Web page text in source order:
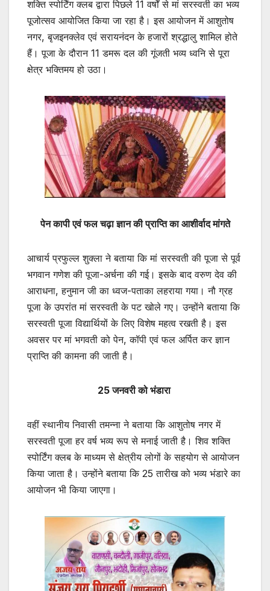
शक्ति स्पोर्टिंग क्लब द्वारा पिछले 11 वर्षों से मां सरस्वती का भव्य
पूजोत्सव आयोजित किया जा रहा है। इस आयोजन में आशुतोष
नगर, बृजइनक्लेव एवं सरायनंदन के हजारों श्रद्धालु शामिल होते
हैं। पूजा के दौरान 11 डमरू दल की गूंजती भव्य ध्वनि से पूरा
क्षेत्र भक्तिमय हो उठा।
पेन कापी एवं फल चढ़ा ज्ञान की प्राप्ति का आशीर्वाद मांगते
आचार्य प्रफुल्ल शुक्ला ने बताया कि मां सरस्वती की पूजा से पूर्व
भगवान गणेश की पूजा-अर्चना की गई। इसके बाद वरुण देव की
आराधना, हनुमान जी का ध्वज-पताका लहराया गया। नौ ग्रह
पूजा के उपरांत मां सरस्वती के पट खोले गए। उन्होंने बताया कि
सरस्वती पूजा विद्यार्थियों के लिए विशेष महत्व रखती है। इस
अवसर पर मां भगवती को पेन, कॉपी एवं फल अर्पित कर ज्ञान
प्राप्ति की कामना की जाती है।
25 जनवरी को भंडारा
वहीं स्थानीय निवासी तमन्ना ने बताया कि आशुतोष नगर में
सरस्वती पूजा हर वर्ष भव्य रूप से मनाई जाती है। शिव शक्ति
स्पोर्टिंग क्लब के माध्यम से क्षेत्रीय लोगों के सहयोग से आयोजन
किया जाता है। उन्होंने बताया कि 25 तारीख को भव्य भंडारे का
आयोजन भी किया जाएगा।